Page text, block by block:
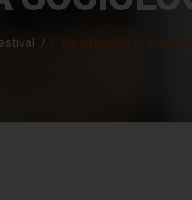
Il Dipartimento di